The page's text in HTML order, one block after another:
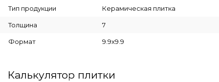
Тип продукции Керамическая плитка
Толщина 7
Формат 9.9x9.9
Калькулятор плитки